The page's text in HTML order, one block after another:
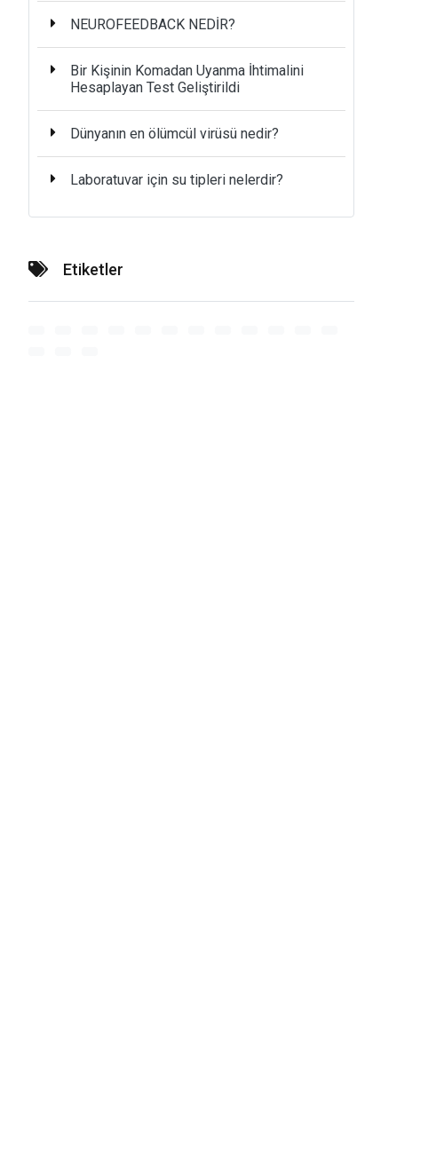
NEUROFEEDBACK NEDİR?
Bir Kişinin Komadan Uyanma İhtimalini
Hesaplayan Test Geliştirildi
Dünyanın en ölümcül virüsü nedir?
Laboratuvar için su tipleri nelerdir?
Etiketler